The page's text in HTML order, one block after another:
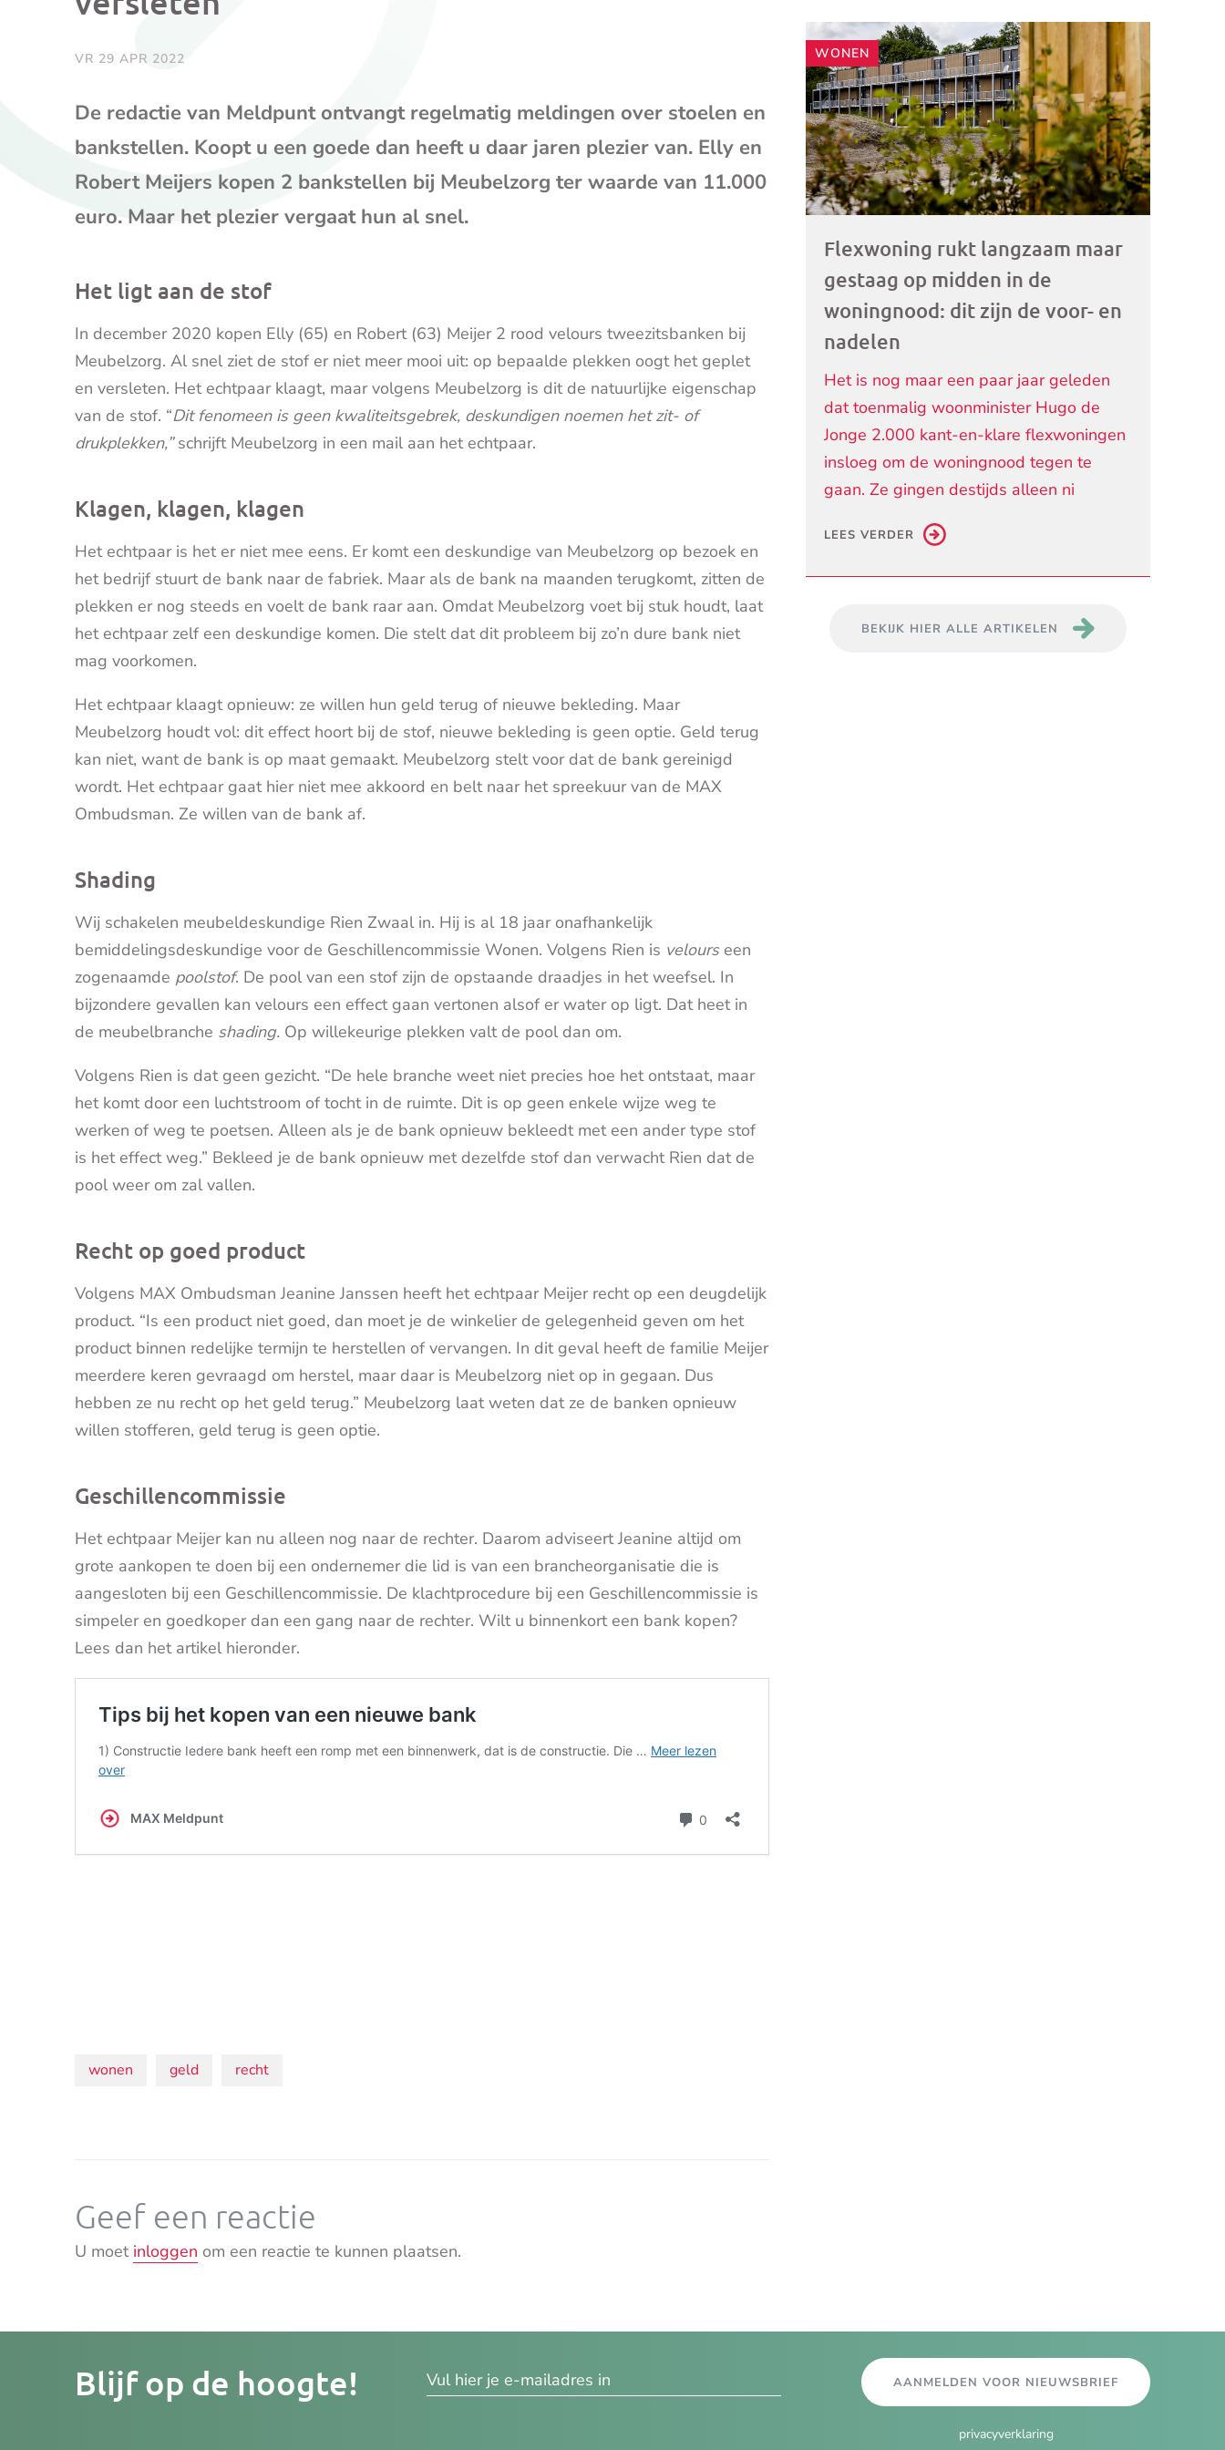
(opent
mailprogramma)
VR 29 APR 2022
De redactie van Meldpunt ontvangt regelmatig meldingen over stoelen en
bankstellen. Koopt u een goede dan heeft u daar jaren plezier van. Elly en
Robert Meijers kopen 2 bankstellen bij Meubelzorg ter waarde van 11.000
euro. Maar het plezier vergaat hun al snel.
Het ligt aan de stof
In december 2020 kopen Elly (65) en Robert (63) Meijer 2 rood velours tweezitsbanken bij
Meubelzorg. Al snel ziet de stof er niet meer mooi uit: op bepaalde plekken oogt het geplet
en versleten. Het echtpaar klaagt, maar volgens Meubelzorg is dit de natuurlijke eigenschap
van de stof. “Dit fenomeen is geen kwaliteitsgebrek, deskundigen noemen het zit- of
drukplekken,”schrijft Meubelzorg in een mail aan het echtpaar.
Klagen, klagen, klagen
Het echtpaar is het er niet mee eens. Er komt een deskundige van Meubelzorg op bezoek en
het bedrijf stuurt de bank naar de fabriek. Maar als de bank na maanden terugkomt, zitten de
plekken er nog steeds en voelt de bank raar aan. Omdat Meubelzorg voet bij stuk houdt, laat
het echtpaar zelf een deskundige komen. Die stelt dat dit probleem bij zo’n dure bank niet
mag voorkomen.
Het echtpaar klaagt opnieuw: ze willen hun geld terug of nieuwe bekleding. Maar
Meubelzorg houdt vol: dit effect hoort bij de stof, nieuwe bekleding is geen optie. Geld terug
kan niet, want de bank is op maat gemaakt. Meubelzorg stelt voor dat de bank gereinigd
wordt. Het echtpaar gaat hier niet mee akkoord en belt naar het spreekuur van de MAX
Ombudsman. Ze willen van de bank af.
Shading
Wij schakelen meubeldeskundige Rien Zwaal in. Hij is al 18 jaar onafhankelijk
bemiddelingsdeskundige voor de Geschillencommissie Wonen. Volgens Rien is velourseen
zogenaamde poolstof. De pool van een stof zijn de opstaande draadjes in het weefsel. In
bijzondere gevallen kan velours een effect gaan vertonen alsof er water op ligt. Dat heet in
de meubelbranche shading. Op willekeurige plekken valt de pool dan om.
Volgens Rien is dat geen gezicht. “De hele branche weet niet precies hoe het ontstaat, maar
het komt door een luchtstroom of tocht in de ruimte. Dit is op geen enkele wijze weg te
werken of weg te poetsen. Alleen als je de bank opnieuw bekleedt met een ander type stof
is het effect weg.” Bekleed je de bank opnieuw met dezelfde stof dan verwacht Rien dat de
pool weer om zal vallen.
Recht op goed product
Volgens MAX Ombudsman Jeanine Janssen heeft het echtpaar Meijer recht op een deugdelijk
product. “Is een product niet goed, dan moet je de winkelier de gelegenheid geven om het
product binnen redelijke termijn te herstellen of vervangen. In dit geval heeft de familie Meijer
meerdere keren gevraagd om herstel, maar daar is Meubelzorg niet op in gegaan. Dus
hebben ze nu recht op het geld terug.” Meubelzorg laat weten dat ze de banken opnieuw
willen stofferen, geld terug is geen optie.
Geschillencommissie
Het echtpaar Meijer kan nu alleen nog naar de rechter. Daarom adviseert Jeanine altijd om
grote aankopen te doen bij een ondernemer die lid is van een brancheorganisatie die is
aangesloten bij een Geschillencommissie. De klachtprocedure bij een Geschillencommissie is
simpeler en goedkoper dan een gang naar de rechter. Wilt u binnenkort een bank kopen?
Lees dan het artikel hieronder.
Onderwerpen:
wonen geld recht
Geef een reactie
U moet inloggen om een reactie te kunnen plaatsen.
WONEN
Flexwoning rukt langzaam maar
gestaag op midden in de
woningnood: dit zijn de voor- en
nadelen
Het is nog maar een paar jaar geleden
dat toenmalig woonminister Hugo de
Jonge 2.000 kant-en-klare flexwoningen
insloeg om de woningnood tegen te
gaan. Ze gingen destijds alleen ni
LEES VERDER
BEKIJK HIER ALLE ARTIKELEN
Blijf op de hoogte! AANMELDEN VOOR NIEUWSBRIEF
privacyverklaring